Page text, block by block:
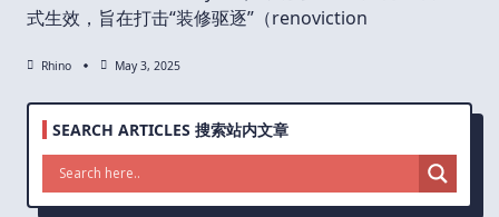
式生效，旨在打击“装修驱逐”（renoviction
Rhino May 3, 2025
SEARCH ARTICLES 搜索站内文章